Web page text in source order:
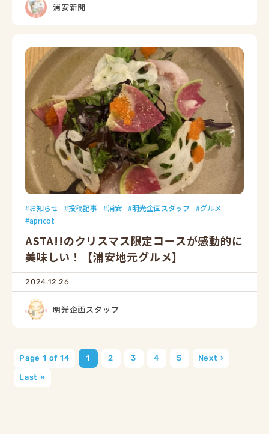
浦安新聞
お知らせ 投稿記事 浦安 明光企画スタッフ
グルメ
apricot
ASTA!!のクリスマス限定コースが感動的に
美味しい！【浦安地元グルメ】
2024.12.26
明光企画スタッフ
Page 1 of 14 1 2 3 4 5 Next ›
Last »